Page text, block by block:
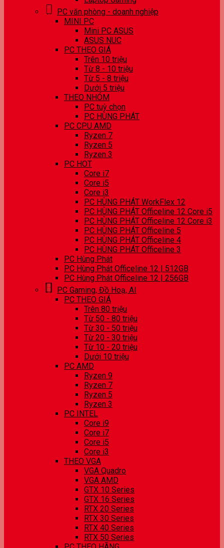
PC văn phòng - doanh nghiệp
MINI PC
Mini PC ASUS
ASUS NUC
PC THEO GIÁ
Trên 10 triệu
Từ 8 - 10 triệu
Từ 5 - 8 triệu
Dưới 5 triệu
THEO NHÓM
PC tuỳ chọn
PC HÙNG PHÁT
PC CPU AMD
Ryzen 7
Ryzen 5
Ryzen 3
PC HOT
Core i7
Core i5
Core i3
PC HÙNG PHÁT WorkFlex 12
PC HÙNG PHÁT Officeline 12 Core i5
PC HÙNG PHÁT Officeline 12 Core i3
PC HÙNG PHÁT Officeline 5
PC HÙNG PHÁT Officeline 4
PC HÙNG PHÁT Officeline 3
PC Hùng Phát
PC Hùng Phát Officeline 12 | 512GB
PC Hùng Phát Officeline 12 | 256GB
PC Gaming, Đồ Hoạ, AI
PC THEO GIÁ
Trên 80 triệu
Từ 50 - 80 triệu
Từ 30 - 50 triệu
Từ 20 - 30 triệu
Từ 10 - 20 triệu
Dưới 10 triệu
PC AMD
Ryzen 9
Ryzen 7
Ryzen 5
Ryzen 3
PC INTEL
Core i9
Core i7
Core i5
Core i3
THEO VGA
VGA Quadro
VGA AMD
GTX 10 Series
GTX 16 Series
RTX 20 Series
RTX 30 Series
RTX 40 Series
RTX 50 Series